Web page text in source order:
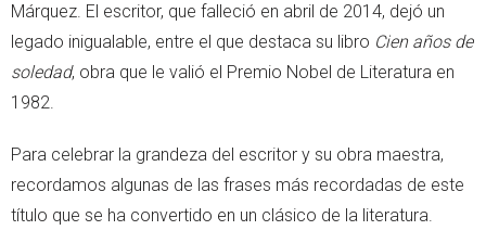
Márquez. El escritor, que falleció en abril de 2014, dejó un
legado inigualable, entre el que destaca su libro Cien años de
soledad, obra que le valió el Premio Nobel de Literatura en
1982.
Para celebrar la grandeza del escritor y su obra maestra,
recordamos algunas de las frases más recordadas de este
título que se ha convertido en un clásico de la literatura.